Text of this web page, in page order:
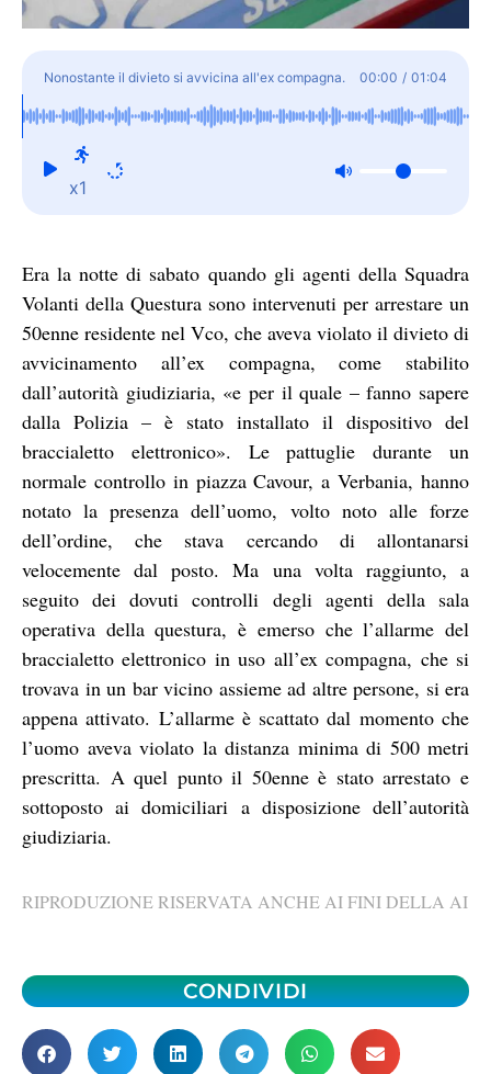
Nonostante il divieto si avvicina all'ex compagna.
50enne arrestato
00:00 / 01:04
x1
Era la notte di sabato quando gli agenti della Squadra
Volanti della Questura sono intervenuti per arrestare un
50enne residente nel Vco, che aveva violato il divieto di
avvicinamento all’ex compagna, come stabilito
dall’autorità giudiziaria, «e per il quale – fanno sapere
dalla Polizia – è stato installato il dispositivo del
braccialetto elettronico». Le pattuglie durante un
normale controllo in piazza Cavour, a Verbania, hanno
notato la presenza dell’uomo, volto noto alle forze
dell’ordine, che stava cercando di allontanarsi
velocemente dal posto. Ma una volta raggiunto, a
seguito dei dovuti controlli degli agenti della sala
operativa della questura, è emerso che l’allarme del
braccialetto elettronico in uso all’ex compagna, che si
trovava in un bar vicino assieme ad altre persone, si era
appena attivato. L’allarme è scattato dal momento che
l’uomo aveva violato la distanza minima di 500 metri
prescritta. A quel punto il 50enne è stato arrestato e
sottoposto ai domiciliari a disposizione dell’autorità
giudiziaria.
RIPRODUZIONE RISERVATA ANCHE AI FINI DELLA AI
CONDIVIDI